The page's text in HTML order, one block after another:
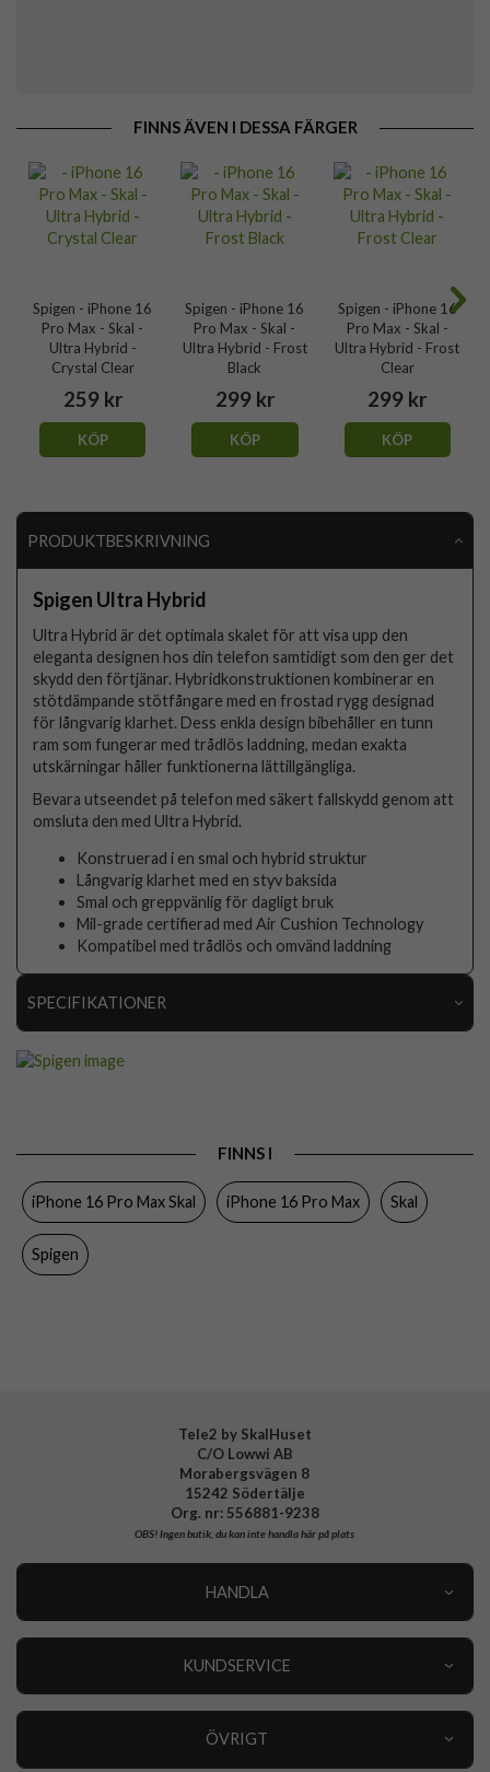
FINNS ÄVEN I DESSA FÄRGER
Spigen - iPhone 16
Pro Max - Skal -
Ultra Hybrid -
Crystal Clear
259 kr
KÖP
Spigen - iPhone 16
Pro Max - Skal -
Ultra Hybrid - Frost
Black
299 kr
KÖP
Spigen - iPhone 16
Pro Max - Skal -
Ultra Hybrid - Frost
Clear
299 kr
KÖP
PRODUKTBESKRIVNING
Spigen Ultra Hybrid
Ultra Hybrid är det optimala skalet för att visa upp den
eleganta designen hos din telefon samtidigt som den ger det
skydd den förtjänar. Hybridkonstruktionen kombinerar en
stötdämpande stötfångare med en frostad rygg designad
för långvarig klarhet. Dess enkla design bibehåller en tunn
ram som fungerar med trådlös laddning, medan exakta
utskärningar håller funktionerna lättillgängliga.
Bevara utseendet på telefon med säkert fallskydd genom att
omsluta den med Ultra Hybrid.
Konstruerad i en smal och hybrid struktur
Långvarig klarhet med en styv baksida
Smal och greppvänlig för dagligt bruk
Mil-grade certifierad med Air Cushion Technology
Kompatibel med trådlös och omvänd laddning
SPECIFIKATIONER
Trådlös laddning-kompatibel
Färg Genomskinlig, Roseguld
Material
Varumärke
FINNS I
iPhone 16 Pro Max Skal iPhone 16 Pro Max Skal
Spigen
Tele2 by SkalHuset
C/O Lowwi AB
Morabergsvägen 8
15242 Södertälje
Org. nr: 556881-9238
OBS!Ingen butik, du kan inte handla här på plats
HANDLA
KUNDSERVICE
ÖVRIGT